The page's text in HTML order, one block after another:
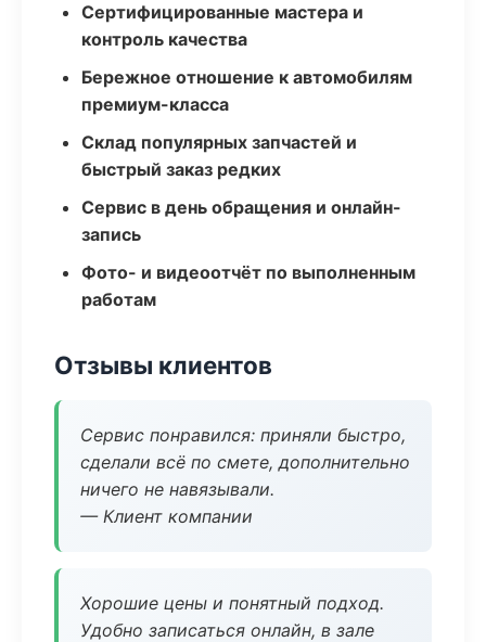
Сертифицированные мастера и
контроль качества
Бережное отношение к автомобилям
премиум-класса
Склад популярных запчастей и
быстрый заказ редких
Сервис в день обращения и онлайн-
запись
Фото- и видеоотчёт по выполненным
работам
Отзывы клиентов
Сервис понравился: приняли быстро,
сделали всё по смете, дополнительно
ничего не навязывали.
— Клиент компании
Хорошие цены и понятный подход.
Удобно записаться онлайн, в зале